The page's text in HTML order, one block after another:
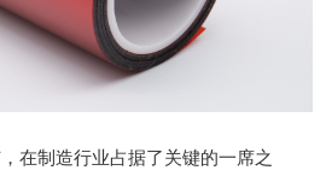
在制造行业占据了关键的一席之